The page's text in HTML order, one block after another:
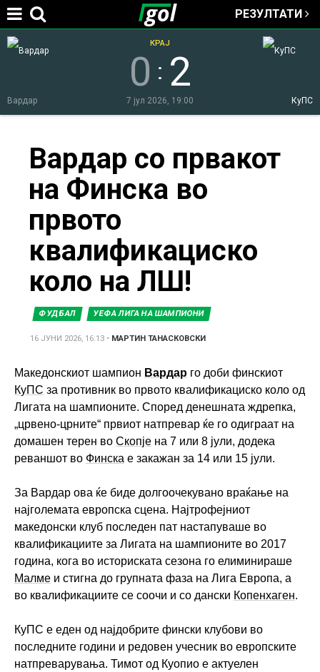
Jump to navigation
РЕЗУЛТАТИ
Вардар КуПС
0 : 2
КРАЈ
7 јул 2026, 19:00
here
Вардар со првакот
на Финска во
првото
квалификациско
коло на ЛШ!
ФУДБАЛ УЕФА ЛИГА НА ШАМПИОНИ
16 ЈУНИ 2026, 16:13 • МАРТИН ТАНАСКОВСКИ
Македонскиот шампион Вардар го доби финскиот
КуПС за противник во првото квалификациско коло од
Лигата на шампионите. Според денешната ждрепка,
„црвено-црните“ првиот натпревар ќе го одиграат на
домашен терен во Скопје на 7 или 8 јули, додека
реваншот во Финска е закажан за 14 или 15 јули.
За Вардар ова ќе биде долгоочекувано враќање на
најголемата европска сцена. Најтрофејниот
македонски клуб последен пат настапуваше во
квалификациите за Лигата на шампионите во 2017
година, кога во историската сезона го елиминираше
Малме и стигна до групната фаза на Лига Европа, а
во квалификациите се соочи и со дански Копенхаген.
КуПС е еден од најдобрите фински клубови во
последните години и редовен учесник во европските
натпреварувања. Тимот од Куопио е актуелен